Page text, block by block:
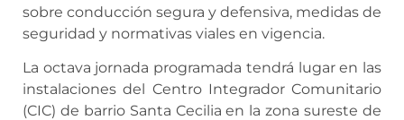
sobre conducción segura y defensiva, medidas de
seguridad y normativas viales en vigencia.
La octava jornada programada tendrá lugar en las
instalaciones del Centro Integrador Comunitario
(CIC) de barrio Santa Cecilia en la zona sureste de